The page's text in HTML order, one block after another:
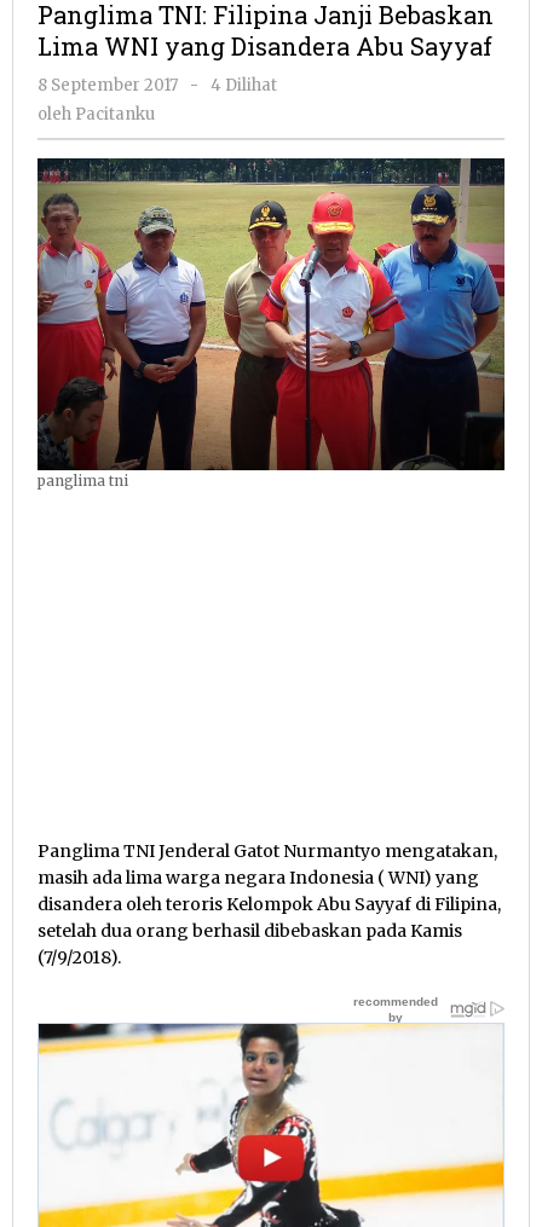
Janji
Bebaskan
Lima
Abu
Sayyaf
Panglima TNI: Filipina Janji Bebaskan
Lima WNI yang Disandera Abu Sayyaf
8 September 2017
oleh
-
4 Dilihat
oleh Pacitanku
panglima tni
Panglima TNI Jenderal Gatot Nurmantyo mengatakan,
masih ada lima warga negara Indonesia ( WNI) yang
disandera oleh teroris Kelompok Abu Sayyaf di Filipina,
setelah dua orang berhasil dibebaskan pada Kamis
(7/9/2018).